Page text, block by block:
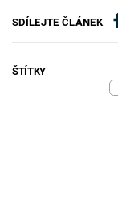
SDÍLEJTE ČLÁNEK
ŠTÍTKY